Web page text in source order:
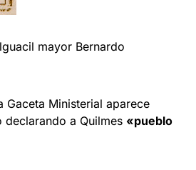
mayor Bernardo
Gaceta Ministe­rial aparece
a Quilmes «pueblo